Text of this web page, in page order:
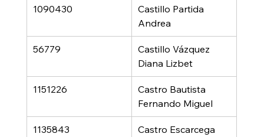
1090430
Castillo Partida
Andrea
56779
Castillo Vázquez
Diana Lizbet
1151226
Castro Bautista
Fernando Miguel
1135843
Castro Escarcega